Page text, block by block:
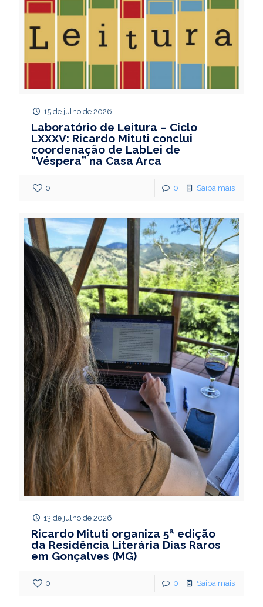
15 de julho de 2026
Laboratório de Leitura – Ciclo
LXXXV: Ricardo Mituti conclui
coordenação de LabLei de
“Véspera” na Casa Arca
0 0 Saiba mais
13 de julho de 2026
Ricardo Mituti organiza 5ª edição
da Residência Literária Dias Raros
em Gonçalves (MG)
0 0 Saiba mais